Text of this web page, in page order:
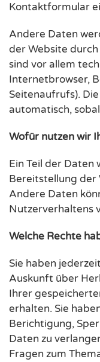
Kontaktformular
Andere Daten
der Website
sind vor allem
Internetbrowser,
Seitenaufrufs).
automatisch,
Wofür nutzen wir
Ein Teil der
Bereitstellung der
Andere Daten
Nutzerverhaltens
Welche Rechte
Sie haben
Auskunft über
Ihrer
erhalten. Sie
Berichtigung,
Daten zu
Fragen zum